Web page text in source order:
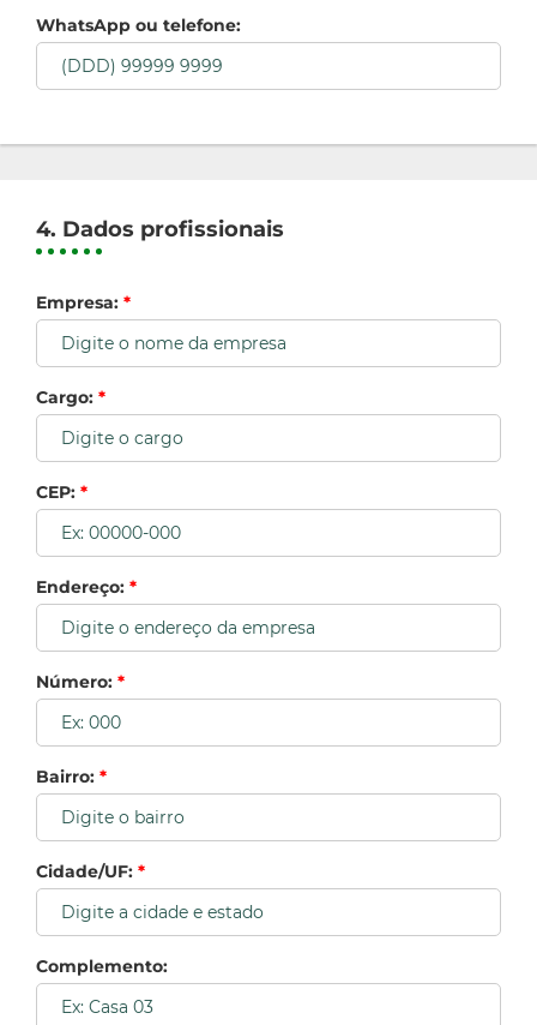
WhatsApp ou telefone:
4. Dados profissionais
Empresa: *
Cargo: *
CEP: *
Endereço: *
Número: *
Bairro: *
Cidade/UF: *
Complemento: